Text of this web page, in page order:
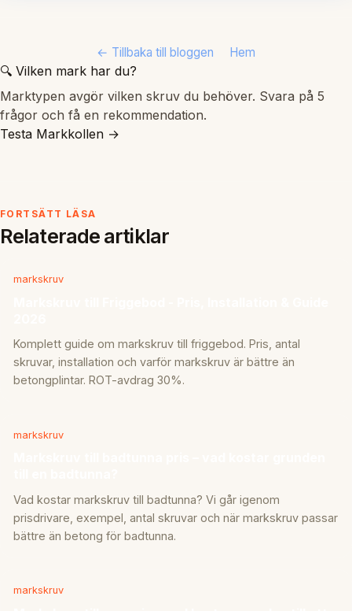
← Tillbaka till bloggen Hem
🔍 Vilken mark har du?
Marktypen avgör vilken skruv du behöver. Svara på 5
frågor och få en rekommendation.
Testa Markkollen →
FORTSÄTT LÄSA
Relaterade artiklar
markskruv
Komplett guide om markskruv till friggebod. Pris, antal
skruvar, installation och varför markskruv är bättre än
betongplintar. ROT-avdrag 30%.
markskruv
Vad kostar markskruv till badtunna? Vi går igenom
prisdrivare, exempel, antal skruvar och när markskruv passar
bättre än betong för badtunna.
markskruv